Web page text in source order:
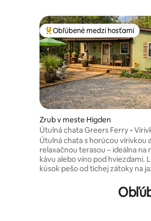
Najobľúbenejšie medzi hosťami
Obľúbené medzi hosťami
Zrub v meste Higden
Útulná chata Greers Ferry •
Prechádzka do zátoky
Útulná chata s horúcou vírivkou
relaxačnou terasou – ideálna na
kávu alebo víno pod hviezdami.
kúsok pešo od tichej zátoky na
manželskými posteľami Queen,
ktorých sa pohodlne vyspia až